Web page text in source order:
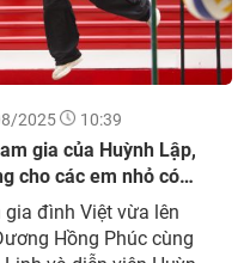
2025 10:39
gia của Huỳnh Lập,
cho các em nhỏ có
đình Việt vừa lên
Hồng Phúc cùng